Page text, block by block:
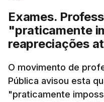
Exames.
"praticamente
reapreciações
O movimento de
Pública avisou esta
"praticamente